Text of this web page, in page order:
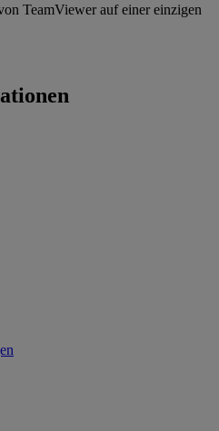
TeamViewer auf einer einzigen